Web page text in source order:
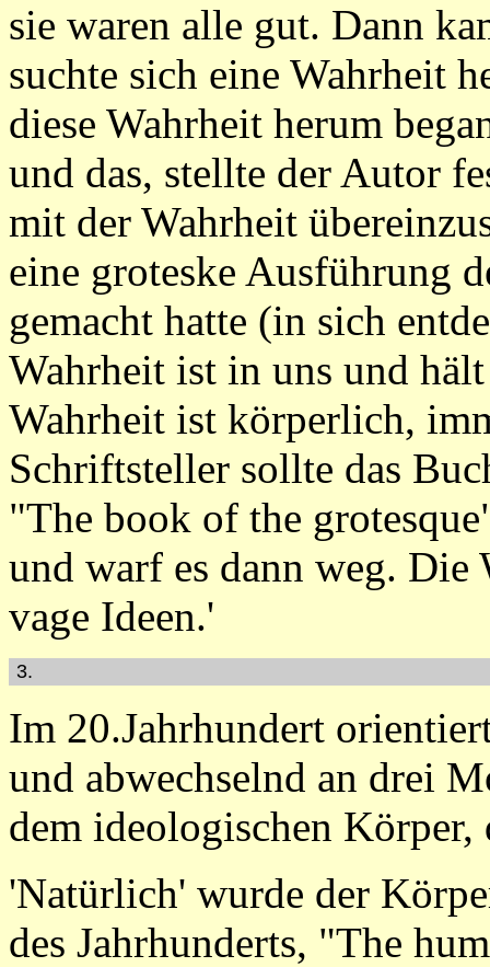
sie waren alle gut. Dann
suchte sich eine Wahrheit
diese Wahrheit herum
und das, stellte der Autor
mit der Wahrheit
eine groteske Ausführung
gemacht hatte (in sich
Wahrheit ist in uns und
Wahrheit ist körperlich,
Schriftsteller sollte das
"The book of the
und warf es dann weg.
vage Ideen.'
3.
Im 20.Jahrhundert
und abwechselnd an drei
dem ideologischen
'Natürlich' wurde der
des Jahrhunderts, "The